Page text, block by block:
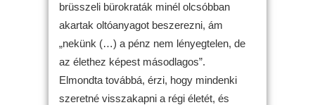
brüsszeli bürokraták minél olcsóbban
akartak oltóanyagot beszerezni, ám
„nekünk (…) a pénz nem lényegtelen, de
az élethez képest másodlagos”.
Elmondta továbbá, érzi, hogy mindenki
szeretné visszakapni a régi életét, és